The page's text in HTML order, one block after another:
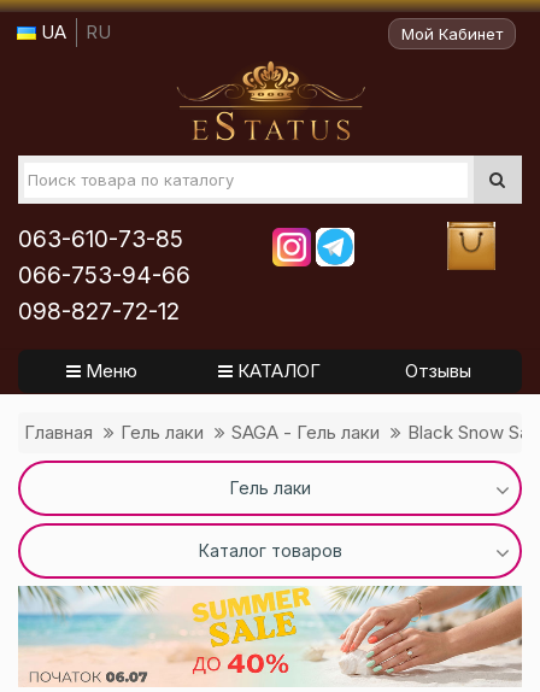
UA RU Мой Кабинет
063-610-73-85
066-753-94-66
098-827-72-12
Меню КАТАЛОГ Отзывы
Главная Гель лаки SAGA - Гель лаки Black Snow
Гель лаки
Каталог товаров